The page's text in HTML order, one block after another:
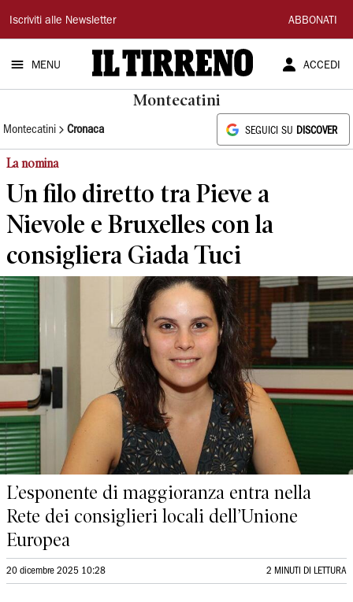
Il
Tirreno
Iscriviti alle Newsletter ABBONATI
MENU ACCEDI
Montecatini
Montecatini Cronaca SEGUICI SU DISCOVER
La nomina
Un filo diretto tra Pieve a
Nievole e Bruxelles con la
consigliera Giada Tuci
L’esponente di maggioranza entra nella
Rete dei consiglieri locali dell’Unione
Europea
20 dicembre 2025 10:28 2 MINUTI DI LETTURA